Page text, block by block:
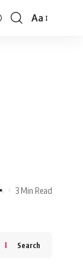
Font
Aa
3 Min Read
Search